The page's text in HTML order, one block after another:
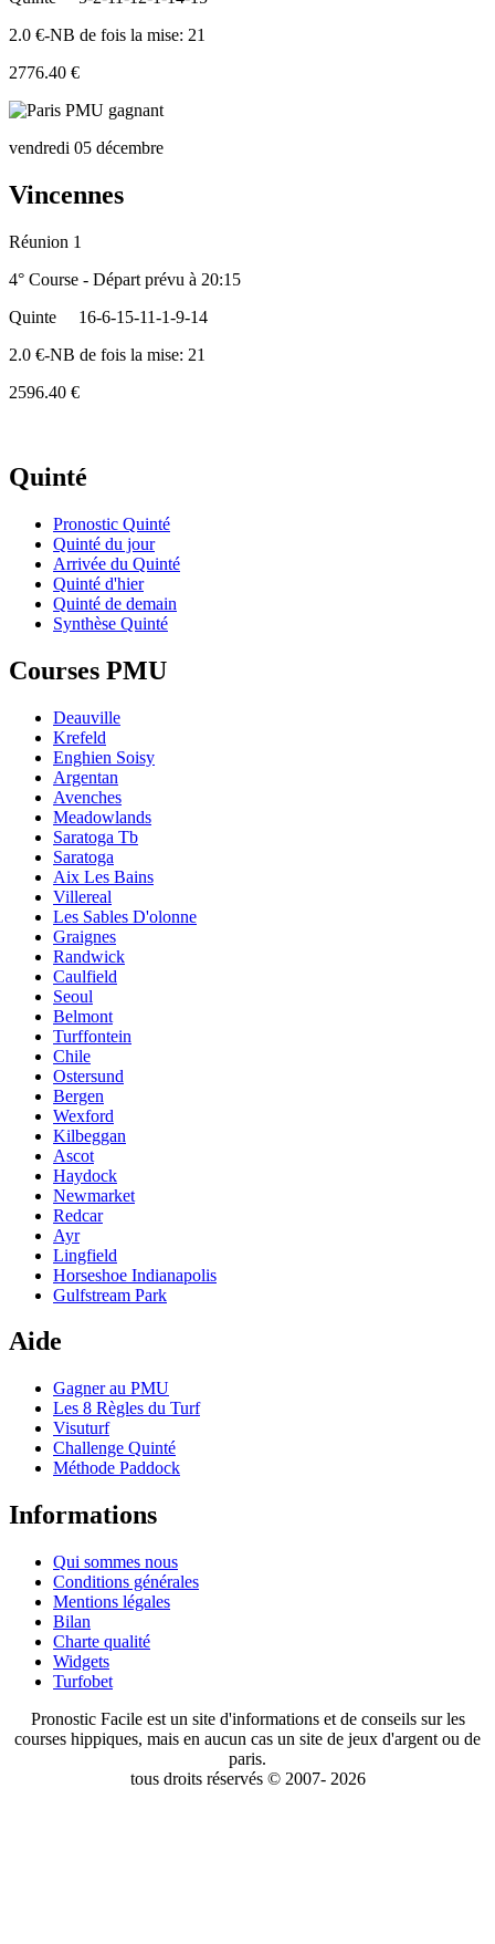
2.0 €-NB de fois la mise: 21
2776.40 €
vendredi 05 décembre
Vincennes
Réunion 1
4° Course - Départ prévu à 20:15
Quinte
16-6-15-11-1-9-14
2.0 €-NB de fois la mise: 21
2596.40 €
Quinté
Pronostic Quinté
Quinté du jour
Arrivée du Quinté
Quinté d'hier
Quinté de demain
Synthèse Quinté
Courses PMU
Deauville
Krefeld
Enghien Soisy
Argentan
Avenches
Meadowlands
Saratoga Tb
Saratoga
Aix Les Bains
Villereal
Les Sables D'olonne
Graignes
Randwick
Caulfield
Seoul
Belmont
Turffontein
Chile
Ostersund
Bergen
Wexford
Kilbeggan
Ascot
Haydock
Newmarket
Redcar
Ayr
Lingfield
Horseshoe Indianapolis
Gulfstream Park
Aide
Gagner au PMU
Les 8 Règles du Turf
Visuturf
Challenge Quinté
Méthode Paddock
Informations
Qui sommes nous
Conditions générales
Mentions légales
Bilan
Charte qualité
Widgets
Turfobet
Pronostic Facile est un site d'informations et de conseils sur les
courses hippiques, mais en aucun cas un site de jeux d'argent ou de
paris.
tous droits réservés © 2007- 2026